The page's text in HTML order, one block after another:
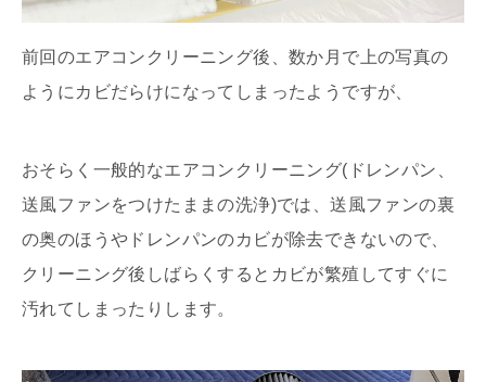
前回のエアコンクリーニング後、数か月で上の写真の
ようにカビだらけになってしまったようですが、
おそらく一般的なエアコンクリーニング(ドレンパン、
送風ファンをつけたままの洗浄)では、送風ファンの裏
の奥のほうやドレンパンのカビが除去できないので、
クリーニング後しばらくするとカビが繁殖してすぐに
汚れてしまったりします。